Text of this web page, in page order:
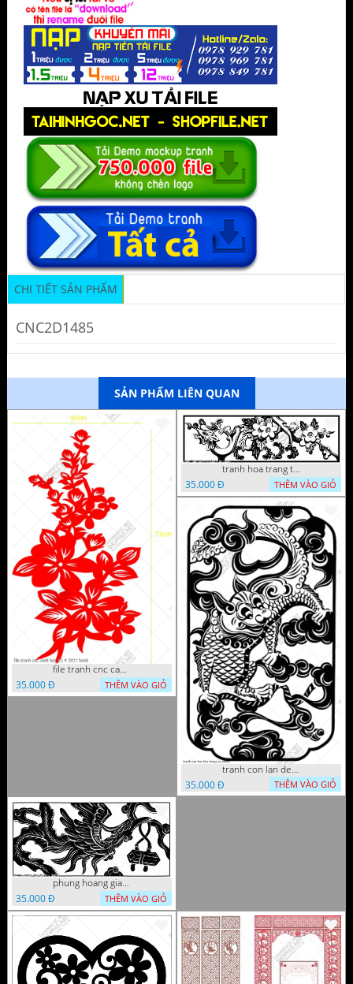
CHI TIẾT SẢN PHẨM
CNC2D1485
SẢN PHẨM LIÊN QUAN
file tranh cnc canh hoa 21 9 2022 hanh
35.000 Đ
THÊM VÀO GIỎ
tranh hoa trang tri dep mat
35.000 Đ
THÊM VÀO GIỎ
tranh con lan den trang co
35.000 Đ
THÊM VÀO GIỎ
phung hoang giao thu cnc
35.000 Đ
THÊM VÀO GIỎ